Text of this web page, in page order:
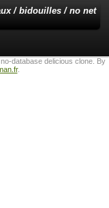
/ bidouilles / no net
database delicious clone. By
.